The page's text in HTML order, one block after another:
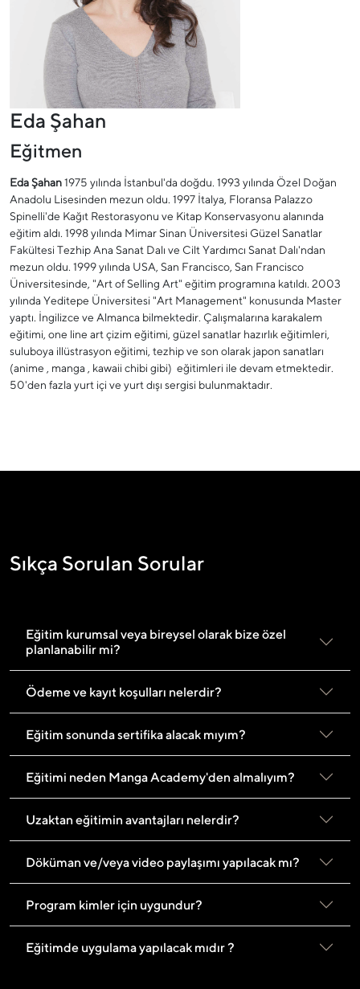
Eda Şahan
Eğitmen
Eda Şahan1975 yılında İstanbul'da doğdu. 1993 yılında Özel Doğan
Anadolu Lisesinden mezun oldu. 1997 İtalya, Floransa Palazzo
Spinelli'de Kağıt Restorasyonu ve Kitap Konservasyonu alanında
eğitim aldı. 1998 yılında Mimar Sinan Üniversitesi Güzel Sanatlar
Fakültesi Tezhip Ana Sanat Dalı ve Cilt Yardımcı Sanat Dalı'ndan
mezun oldu. 1999 yılında USA, San Francisco, San Francisco
Üniversitesinde, "Art of Selling Art" eğitim programına katıldı. 2003
yılında Yeditepe Üniversitesi "Art Management" konusunda Master
yaptı. İngilizce ve Almanca bilmektedir. Çalışmalarına karakalem
eğitimi, one line art çizim eğitimi, güzel sanatlar hazırlık eğitimleri,
suluboya illüstrasyon eğitimi, tezhip ve son olarak japon sanatları
(anime , manga , kawaii chibi gibi) eğitimleri ile devam etmektedir.
50'den fazla yurt içi ve yurt dışı sergisi bulunmaktadır.
Sıkça Sorulan Sorular
Eğitim kurumsal veya bireysel olarak bize özel
planlanabilir mi?
Ödeme ve kayıt koşulları nelerdir?
Eğitim sonunda sertifika alacak mıyım?
Eğitimi neden Manga Academy'den almalıyım?
Uzaktan eğitimin avantajları nelerdir?
Döküman ve/veya video paylaşımı yapılacak mı?
Program kimler için uygundur?
Eğitimde uygulama yapılacak mıdır ?